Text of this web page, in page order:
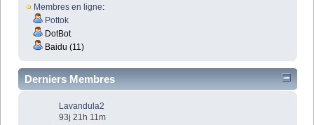
Membres en ligne:
Pottok
DotBot
Baidu (11)
Derniers Membres
Lavandula2
93j 21h 11m